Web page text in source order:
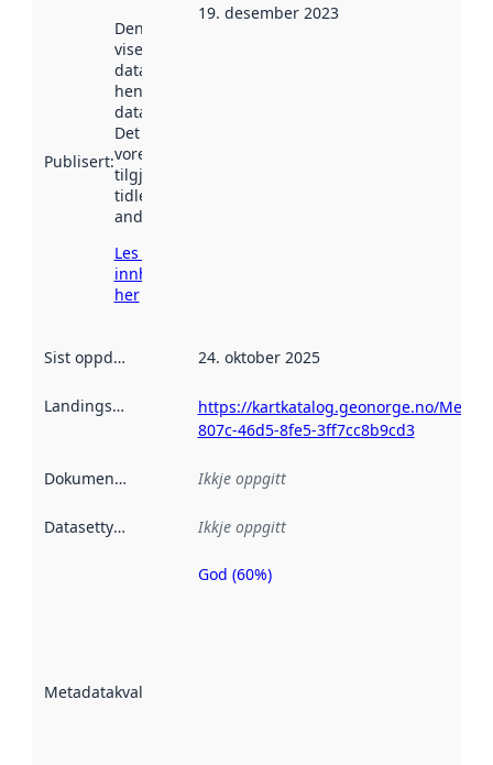
Publisert:
Denne datoen
viser når
datasettet vart
henta inn av
data.norge.no.
Det kan ha
vore
tilgjengeleg
tidlegare
andre stader.
Les meir om
innhenting
her
19. desember 2023
Sist oppdatert 24. oktober 2025
Landingsside
https://kartkatalog.geonorge.no/
807c-46d5-8fe5-3ff7cc8b9cd3
Dokumentasjon Ikkje oppgitt
Datasettype Ikkje oppgitt
Metadatakvalitet
Metadatakvalitet
God (60%)